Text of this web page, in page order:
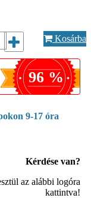
Kosárba
96 %
9-17 óra
Kérdése van?
az alábbi logóra
kattintva!